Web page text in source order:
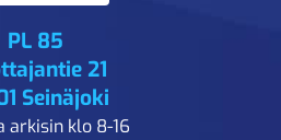
PL 85
21
Seinäjoki
arkisin klo 8-16